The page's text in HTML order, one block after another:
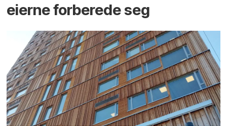
eierne forberede seg